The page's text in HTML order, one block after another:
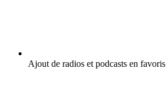
Ajout de radios et podcasts en favoris